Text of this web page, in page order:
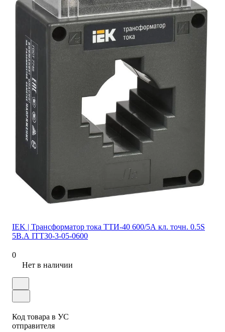
IEK | Трансформатор тока ТТИ-40 600/5А кл. точн. 0.5S
5В.А ITT30-3-05-0600
0
Нет в наличии
Код товара в УС
отправителя